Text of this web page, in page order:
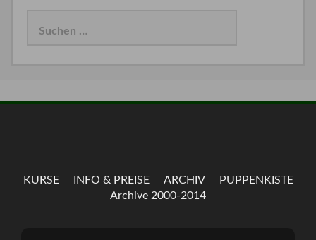
KURSE INFO & PREISE ARCHIV
PUPPENKISTE
Archive 2000-2014